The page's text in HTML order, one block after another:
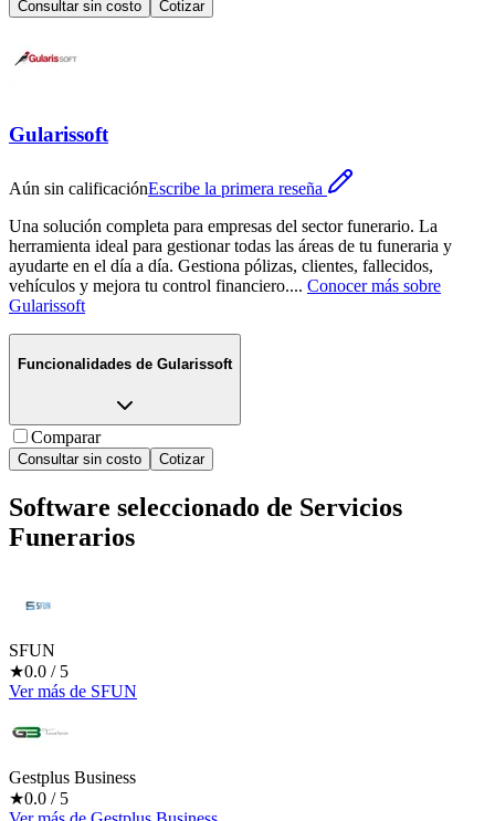
Consultar sin costo Cotizar
Gularissoft
Aún sin calificaciónEscribe la primera reseña
Una solución completa para empresas del sector funerario. La
herramienta ideal para gestionar todas las áreas de tu funeraria y
ayudarte en el día a día. Gestiona pólizas, clientes, fallecidos,
vehículos y mejora tu control financiero.... Conocer más sobre
Gularissoft
Funcionalidades de Gularissoft
Comparar
Consultar sin costo Cotizar
Software seleccionado de Servicios
Funerarios
SFUN
★0.0 / 5
Ver más de SFUN
Gestplus Business
★0.0 / 5